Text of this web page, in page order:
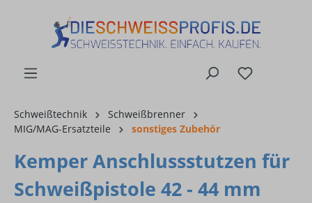
Schweißtechnik
Schweißbrenner
MIG/MAG-Ersatzteile
sonstiges Zubehör
Kemper Anschlussstutzen für
Schweißpistole 42 - 44 mm